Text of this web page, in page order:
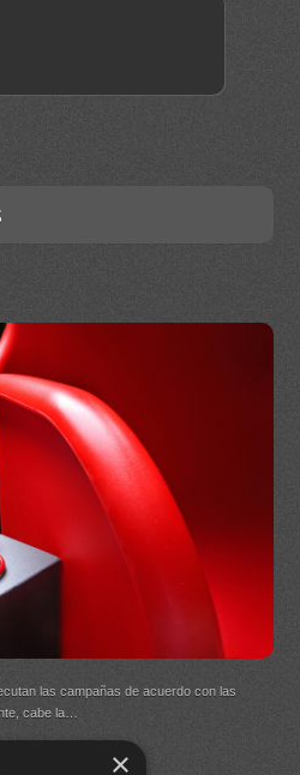
las campañas de acuerdo con las
cabe la…
×